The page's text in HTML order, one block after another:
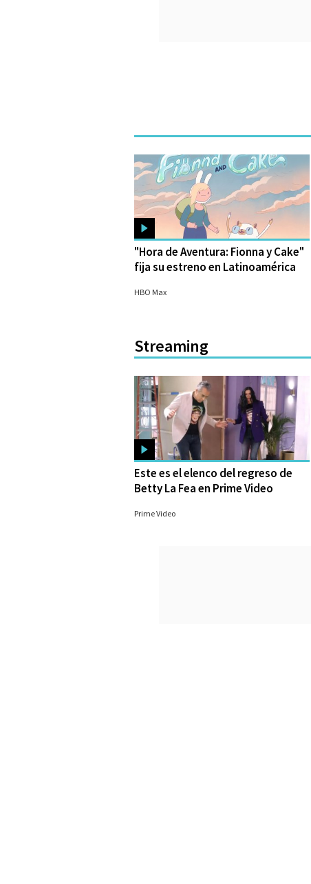
"Hora de Aventura: Fionna y Cake"
fija su estreno en Latinoamérica
HBO Max
Streaming
Este es el elenco del regreso de
Betty La Fea en Prime Video
Prime Video